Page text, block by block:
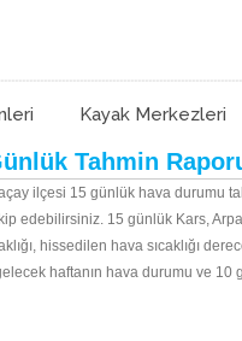
Kayak Merkezleri
Tahmin
ilçesi 15 günlük hava durumu
edebilirsiniz. 15 günlük Kars,
hissedilen hava sıcaklığı
haftanın hava durumu ve